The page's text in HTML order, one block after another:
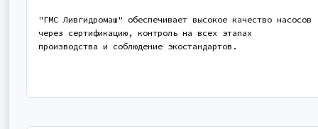
"ГМС Ливгидромаш" обеспечивает высокое качество насосов
через сертификацию, контроль на всех этапах
производства и соблюдение экостандартов.